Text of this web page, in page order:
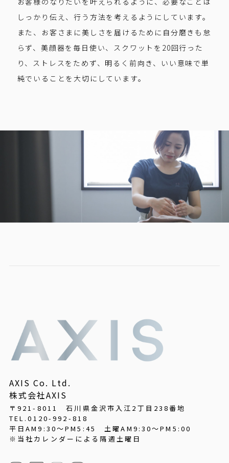
しっかり伝え、行う方法を考えるようにしています。
また、お客さまに美しさを届けるために自分磨きも怠
らず、美顔器を毎日使い、スクワットを20回行った
り、ストレスをためず、明るく前向き、いい意味で単
純でいることを大切にしています。
AXIS Co. Ltd.
株式会社AXIS
〒921-8011 石川県金沢市入江2丁目238番地
TEL.0120-992-818
平日AM9:30～PM5:45土曜AM9:30～PM5:00
※当社カレンダーによる隔週土曜日